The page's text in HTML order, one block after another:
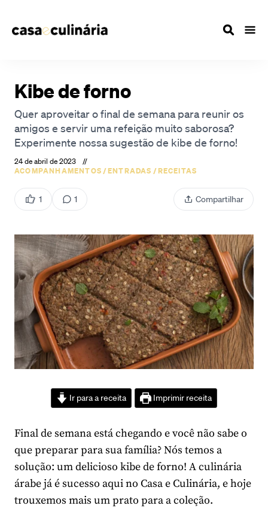
Kibe de forno
Quer aproveitar o final de semana para reunir os
amigos e servir uma refeição muito saborosa?
Experimente nossa sugestão de kibe de forno!
24 de abril de 2023
//
ACOMPANHAMENTOS/ENTRADAS /RECEITAS
1 1 Compartilhar
Ir para a receita Imprimir receita
Final de semana está chegando e você não sabe o
que preparar para sua família? Nós temos a
solução: um delicioso kibe de forno! A culinária
árabe já é sucesso aqui no Casa e Culinária, e hoje
trouxemos mais um prato para a coleção.